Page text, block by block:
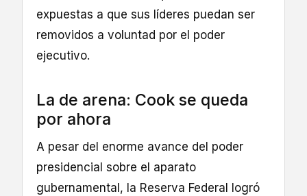
expuestas a que sus líderes puedan ser
removidos a voluntad por el poder
ejecutivo.
La de arena: Cook se queda
por ahora
A pesar del enorme avance del poder
presidencial sobre el aparato
gubernamental, la Reserva Federal logró